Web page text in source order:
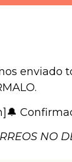
enviado
NO